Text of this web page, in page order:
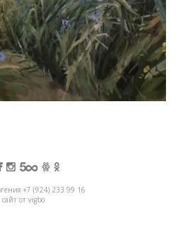
+7 (924) 233 99 16
сайт от vigbo